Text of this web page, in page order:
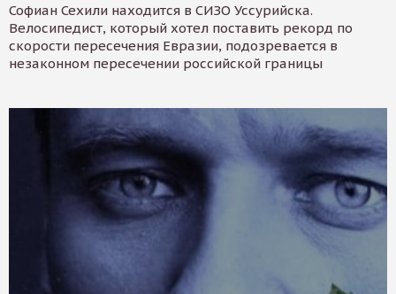
Софиан Сехили находится в СИЗО Уссурийска.
Велосипедист, который хотел поставить рекорд по
скорости пересечения Евразии, подозревается в
незаконном пересечении российской границы